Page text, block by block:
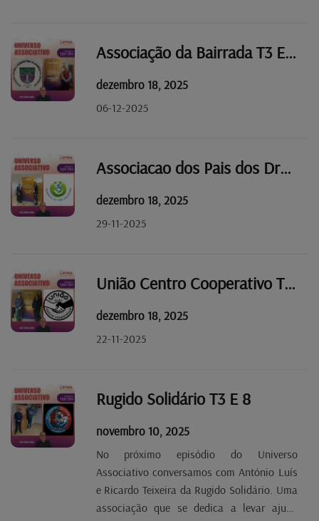
Associação da Bairrada T3 E12
dezembro 18, 2025
06-12-2025
Associacao dos Pais dos Dragões T3 E11
dezembro 18, 2025
29-11-2025
União Centro Cooperativo T3 E10
dezembro 18, 2025
22-11-2025
Rugido Solidário T3 E 8
novembro 10, 2025
No próximo episódio do Universo
Associativo conversamos com António Luís
e Ricardo Teixeira da Rugido Solidário. Uma
associação que se dedica a levar ajuda